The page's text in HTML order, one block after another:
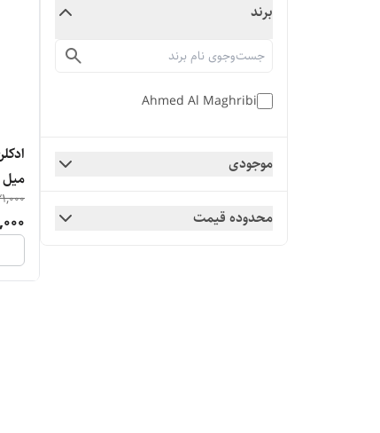
برند
Ahmed Al Maghribi
موجودی
محدوده قیمت